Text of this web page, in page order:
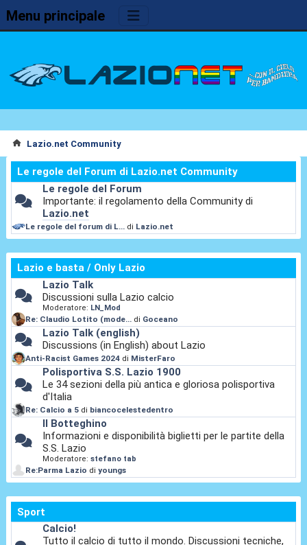
Menu principale
Lazio.net Community
Le regole del Forum di Lazio.net Community
Le regole del Forum
Importante: il regolamento della Community di
Lazio.net
Le regole del forum di L... di Lazio.net
Lazio e basta / Only Lazio
Lazio Talk
Discussioni sulla Lazio calcio
Moderatore: LN_Mod
Re: Claudio Lotito (mode... di Goceano
Lazio Talk (english)
Discussions (in English) about Lazio
Anti-Racist Games 2024 di MisterFaro
Polisportiva S.S. Lazio 1900
Le 34 sezioni della più antica e gloriosa polisportiva
d'Italia
Re: Calcio a 5 di biancocelestedentro
Il Botteghino
Informazioni e disponibilità biglietti per le partite della
S.S. Lazio
Moderatore:stefano tab
Re:Parma Lazio diyoungs
Sport
Calcio!
Tutto il calcio di tutto il mondo. Discussioni tecniche,